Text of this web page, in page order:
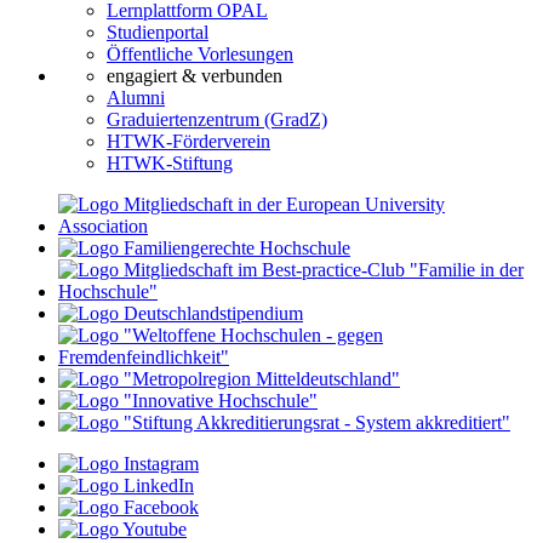
Lernplattform OPAL
Studienportal
Öffentliche Vorlesungen
engagiert & verbunden
Alumni
Graduiertenzentrum (GradZ)
HTWK-Förderverein
HTWK-Stiftung